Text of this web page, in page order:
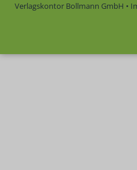
Verlagskontor Bollmann GmbH •